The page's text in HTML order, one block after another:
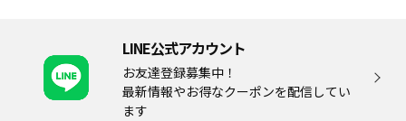
LINE公式アカウント
お友達登録募集中！
最新情報やお得なクーポンを配信してい
ます